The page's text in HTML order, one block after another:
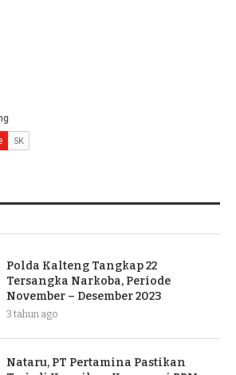
Polda Kalteng Tangkap 22
Tersangka Narkoba, Periode
November – Desember 2023
3 tahun ago
Nataru, PT Pertamina Pastikan